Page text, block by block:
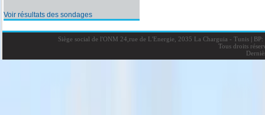
Voir résultats des sondages
Siège social de l'ONM 24,rue de L'Energie, 2035 La Charguia - Tunis |BP:
Tous droits